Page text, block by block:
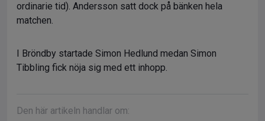
ordinarie tid). Andersson satt dock på bänken hela
matchen.
I Bröndby startade Simon Hedlund medan Simon
Tibbling fick nöja sig med ett inhopp.
Den här artikeln handlar om: